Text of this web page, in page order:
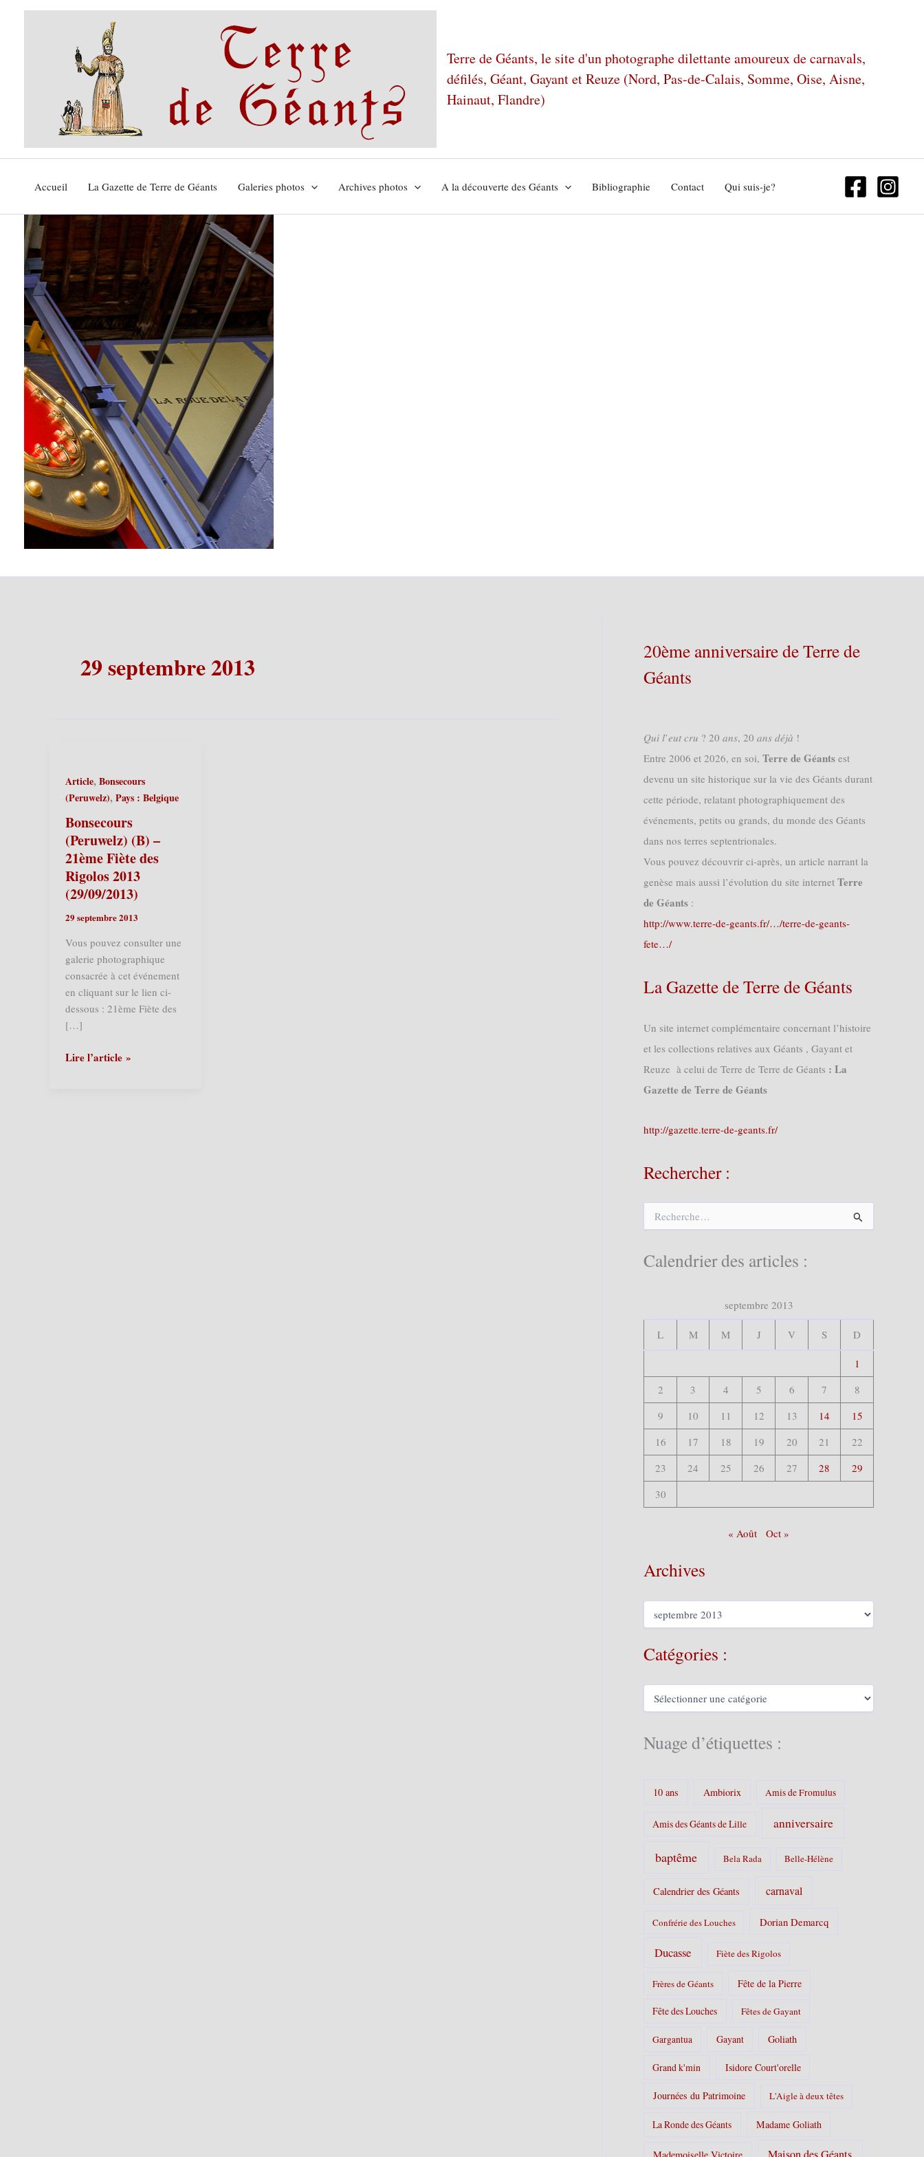
Terre de Géants, le site d'un photographe dilettante amoureux de carnavals,
défilés, Géant, Gayant et Reuze (Nord, Pas-de-Calais, Somme, Oise, Aisne,
Hainaut, Flandre)
Accueil La Gazette de Terre de Géants Galeries photos Archives photos A la découverte des Géants Bibliographie Contact Qui suis-je?
29 septembre 2013
Article,Bonsecours
(Peruwelz),Pays : Belgique
Bonsecours
(Peruwelz) (B) –
21ème Fiète des
Rigolos 2013
(29/09/2013)
29 septembre 2013
Vous pouvez consulter une
galerie photographique
consacrée à cet événement
en cliquant sur le lien ci-
dessous : 21ème Fiète des
[…]
Bonsecours
Lire l’article »
20ème anniversaire de Terre de
Géants
𝑄𝑢𝑖 𝑙’𝑒𝑢𝑡 𝑐𝑟𝑢 ? 20 𝑎𝑛𝑠, 20 𝑎𝑛𝑠 𝑑𝑒́𝑗𝑎̀ !
Entre 2006 et 2026, en soi, Terre de Géants est
devenu un site historique sur la vie des Géants durant
cette période, relatant photographiquement des
événements, petits ou grands, du monde des Géants
dans nos terres septentrionales.
Vous pouvez découvrir ci-après, un article narrant la
genèse mais aussi l’évolution du site internet Terre
de Géants :
http://www.terre-de-geants.fr/…/terre-de-geants-
fete…/
La Gazette de Terre de Géants
Un site internet complémentaire concernant l’histoire
et les collections relatives aux Géants , Gayant et
Reuze à celui de Terre de Terre de Géants : La
Gazette de Terre de Géants
http://gazette.terre-de-geants.fr/
Rechercher :
e
e
Calendrier des articles :
septembre 2013
L M M J V S D
1
2
3 4 5 6 7
8
9
10 11 12 13 14
15
16
17 18 19 20 21
22
23
24 25 26 27 28
29
30
« Août Oct »
Archives
A
h
i
e
Catégories :
C
g
Nuage d’étiquettes :
10 ans Ambiorix Amis de Fromulus
Amis des Géants de Lille anniversaire
baptême Bela Rada Belle-Hélène
Calendrier des Géants carnaval
Confrérie des Louches Dorian Demarcq
Ducasse Fiète des Rigolos
Frères de Géants Fête de la Pierre
Fête des Louches Fêtes de Gayant
Gargantua Gayant Goliath
Grand k'min Isidore Court'orelle
Journées du Patrimoine L'Aigle à deux têtes
La Ronde des Géants Madame Goliath